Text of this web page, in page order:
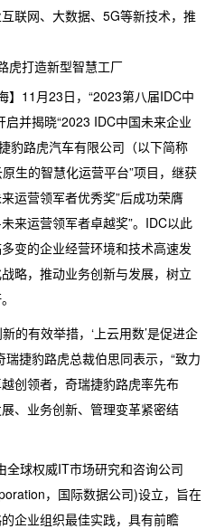
豹路虎
奇瑞
铝科技
开放日
中心
中心
文化
招聘
我们
联网、大数据、5G等新技术，推
虎打造新型智慧工厂
】11月23日，“2023第八届IDC中
并揭晓“2023 IDC中国未来企业
豹路虎汽车有限公司（以下简称
生的智慧化运营平台”项目，继获
运营领军者优秀奖”后成功荣膺
来运营领军者卓越奖”。IDC以此
变的企业经营环境和技术高速发
略，推动业务创新与发展，树立
的有效举措，‘上云用数’是促进企
捷豹路虎总裁伯思同表示，“致力
创领者，奇瑞捷豹路虎率先布
、业务创新、管理变革紧密结
全球权威IT市场研究和咨询公司
，国际数据公司)设立，旨在
企业组织最佳实践，具有前瞻